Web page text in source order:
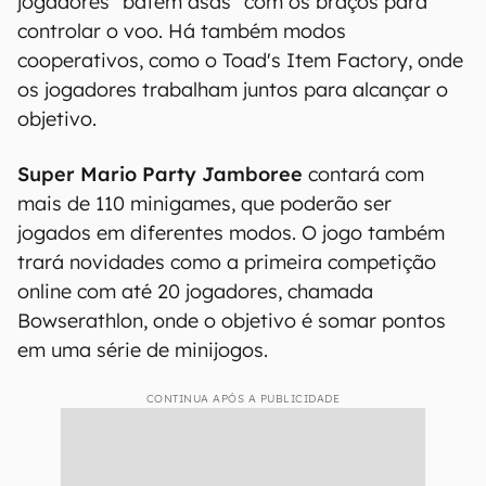
controlar o voo. Há também modos
cooperativos, como o Toad's Item Factory, onde
os jogadores trabalham juntos para alcançar o
objetivo.
Super Mario Party Jamboree contará com
mais de 110 minigames, que poderão ser
jogados em diferentes modos. O jogo também
trará novidades como a primeira competição
online com até 20 jogadores, chamada
Bowserathlon, onde o objetivo é somar pontos
em uma série de minijogos.
CONTINUA APÓS A PUBLICIDADE